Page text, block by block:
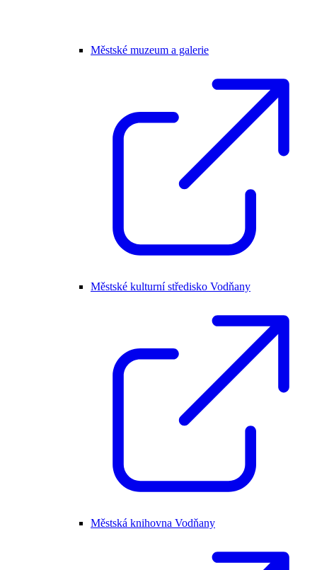
Městské muzeum a galerie
Městské kulturní středisko Vodňany
Městská knihovna Vodňany